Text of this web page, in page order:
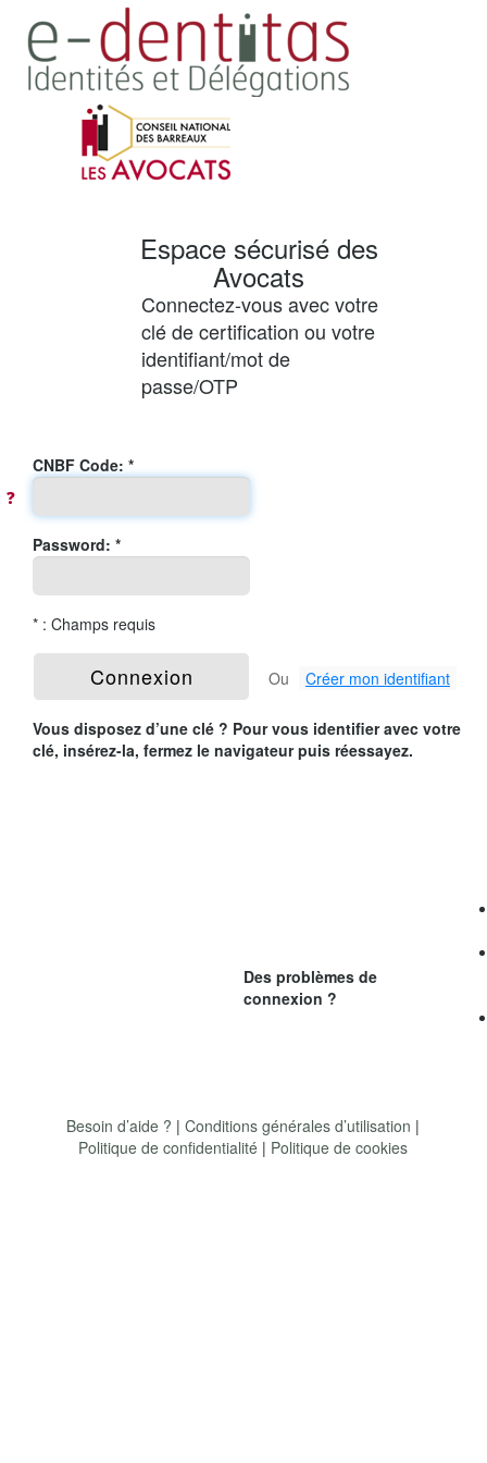
Espace sécurisé des
Avocats
Connectez-vous avec votre
clé de certification ou votre
identifiant/mot de
passe/OTP
❓
Connexion
CNBF Code: *
Password: *
* : Champs requis
Ou Créer mon identifiant
Vous disposez d’une clé ? Pour vous identifier avec votre
clé, insérez-la, fermez le navigateur puis réessayez.
Des problèmes de
connexion ?
Besoin d’aide ? |Conditions générales d’utilisation |
Politique de confidentialité | Politique de cookies